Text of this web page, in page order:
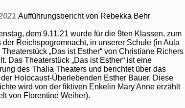
Aufführungsbericht von Rebekka Behr
dem 9.11.21 wurde für die 9ten Klassen, zum
der Reichspogromnacht, in unserer Schule (in Aula
„Das ist Esther“ von Christiane Richers
Das Theaterstück „Das ist Esther“ ist eine
des Thalia Theaters und berichtet über das
der Holocaust-Überlebenden Esther Bauer. Diese
wird von der fiktiven Enkelin Mary Anne erzählt
von Florentine Weiher).